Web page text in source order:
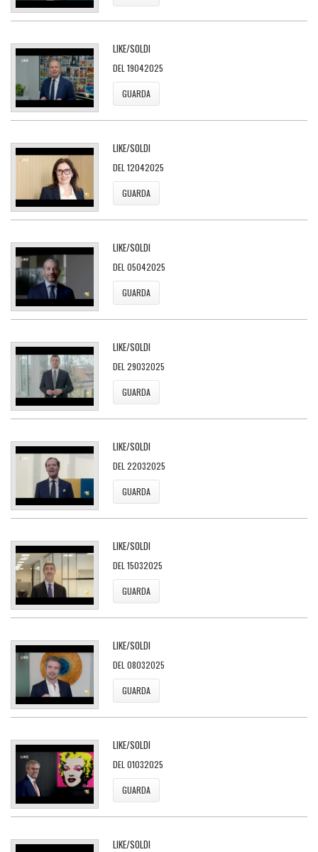
LIKE/SOLDI
DEL 19042025
GUARDA
LIKE/SOLDI
DEL 12042025
GUARDA
LIKE/SOLDI
DEL 05042025
GUARDA
LIKE/SOLDI
DEL 29032025
GUARDA
LIKE/SOLDI
DEL 22032025
GUARDA
LIKE/SOLDI
DEL 15032025
GUARDA
LIKE/SOLDI
DEL 08032025
GUARDA
LIKE/SOLDI
DEL 01032025
GUARDA
LIKE/SOLDI